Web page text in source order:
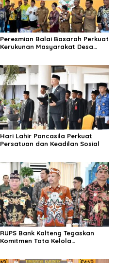
Peresmian Balai Basarah Perkuat
Kerukunan Masyarakat Desa
Hari Lahir Pancasila Perkuat
Persatuan dan Keadilan Sosial
RUPS Bank Kalteng Tegaskan
Komitmen Tata Kelola